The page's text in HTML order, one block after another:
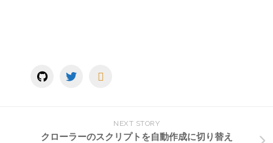
NEXT STORY
クローラーのスクリプトを自動作成に切り替え